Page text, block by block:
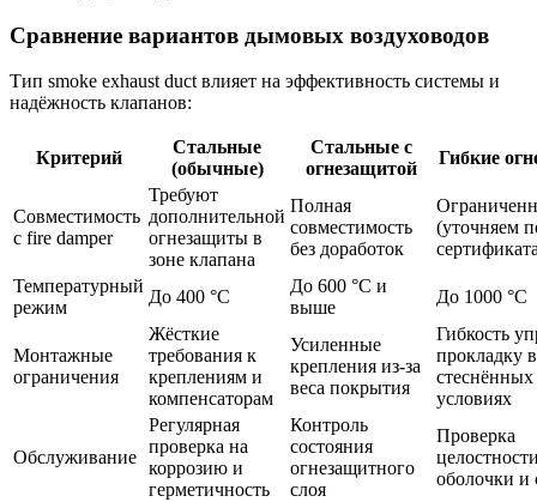
Сравнение вариантов дымовых воздуховодов
Тип smoke exhaust duct влияет на эффективность системы и
надёжность клапанов:
Критерий
Стальные
(обычные)
Стальные с
огнезащитой
Гибкие
Совместимость
с fire damper
Требуют
дополнительной
огнезащиты в
зоне клапана
Полная
совместимость
без доработок
(уточняем
Температурный
режим
До 400 °C
До 600 °C и
выше
До 1000 °C
Монтажные
ограничения
Жёсткие
требования к
креплениям и
компенсаторам
Усиленные
крепления из-за
веса покрытия
Гибкость
прокладку в
стеснённых
условиях
Обслуживание
Регулярная
проверка на
коррозию и
герметичность
Контроль
состояния
огнезащитного
слоя
Проверка
оболочки и